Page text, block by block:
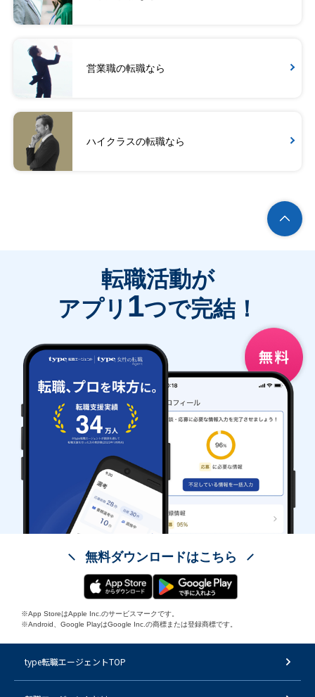
営業職の転職なら
ハイクラスの転職なら
転職活動が
アプリ 1つで完結！
無料ダウンロードはこちら
※App StoreはApple Inc.のサービスマークです。
※Android、Google PlayはGoogle Inc.の商標または登録商標です。
type転職エージェントTOP